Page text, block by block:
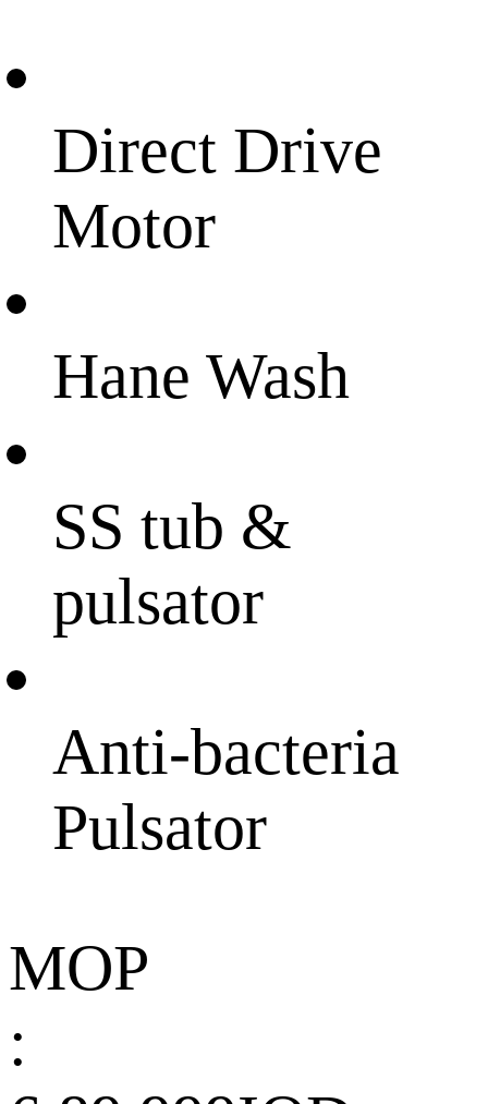
Direct Drive
Motor
Hane Wash
SS tub &
pulsator
Anti-bacteria
Pulsator
MOP
: